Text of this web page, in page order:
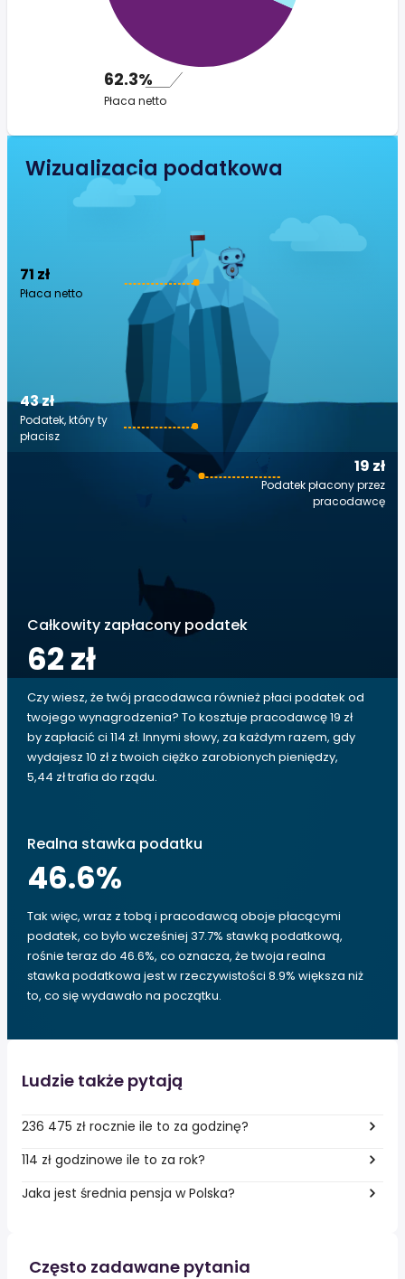
62.3%
Płaca netto
Wizualizacja podatkowa
71 zł
Płaca netto
19 zł
Podatek płacony przez
pracodawcę
43 zł
Podatek, który ty
płacisz
Całkowity zapłacony podatek
62 zł
Czy wiesz, że twój pracodawca również płaci podatek od
twojego wynagrodzenia? To kosztuje pracodawcę 19 zł
by zapłacić ci 114 zł. Innymi słowy, za każdym razem, gdy
wydajesz 10 zł z twoich ciężko zarobionych pieniędzy,
5,44 zł trafia do rządu.
Realna stawka podatku
46.6%
Tak więc, wraz z tobą i pracodawcą oboje płacącymi
podatek, co było wcześniej 37.7% stawką podatkową,
rośnie teraz do 46.6%, co oznacza, że twoja realna
stawka podatkowa jest w rzeczywistości 8.9% większa niż
to, co się wydawało na początku.
Ludzie także pytają
236 475 zł rocznie ile to za godzinę?
114 zł godzinowe ile to za rok?
Jaka jest średnia pensja w Polska?
Często zadawane pytania